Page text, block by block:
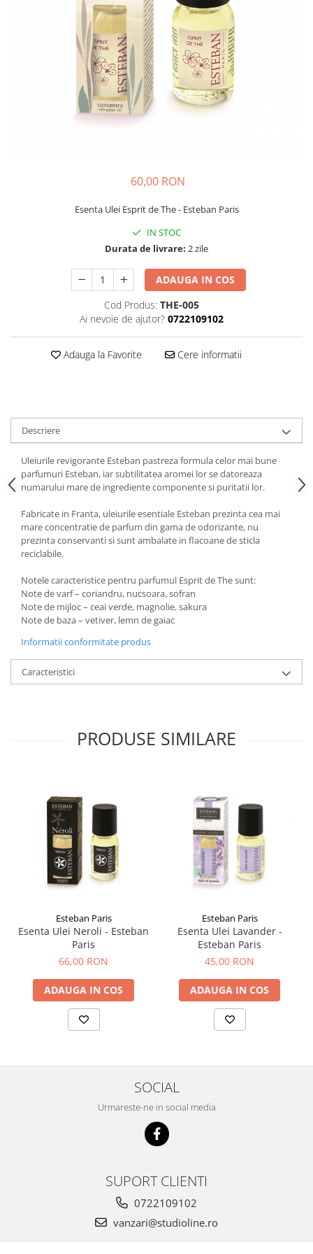
60,00 RON
Esenta Ulei Esprit de The - Esteban Paris
IN STOC
Durata de livrare: 2 zile
ADAUGA IN COS
Cod Produs: THE-005
Ai nevoie de ajutor? 0722109102
Adauga la Favorite Cere informatii
Descriere
Uleiurile revigorante Esteban pastreza formula celor mai bune
parfumuri Esteban, iar subtilitatea aromei lor se datoreaza
numarului mare de ingrediente componente si puritatii lor.
Fabricate in Franta, uleiurile esentiale Esteban prezinta cea mai
mare concentratie de parfum din gama de odorizante, nu
prezinta conservanti si sunt ambalate in flacoane de sticla
reciclabile.
Notele caracteristice pentru parfumul Esprit de The sunt:
Note de varf – coriandru, nucsoara, sofran
Note de mijloc – ceai verde, magnolie, sakura
Note de baza – vetiver, lemn de gaiac
Informatii conformitate produs
Caracteristici
PRODUSE SIMILARE
Esteban Paris
Esenta Ulei Neroli - Esteban
Paris
66,00 RON
ADAUGA IN COS
Esteban Paris
Esenta Ulei Lavander -
Esteban Paris
45,00 RON
ADAUGA IN COS
SOCIAL
Urmareste-ne in social media
SUPORT CLIENTI
0722109102
vanzari@studioline.ro